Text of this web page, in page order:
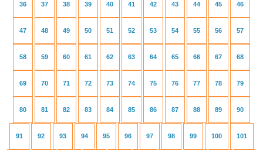
36 37 38 39 40 41 42 43 44 45 46
47 48 49 50 51 52 53 54 55 56 57
58 59 60 61 62 63 64 65 66 67 68
69 70 71 72 73 74 75 76 77 78 79
80 81 82 83 84 85 86 87 88 89 90
91 92 93 94 95 96 97 98 99 100 101